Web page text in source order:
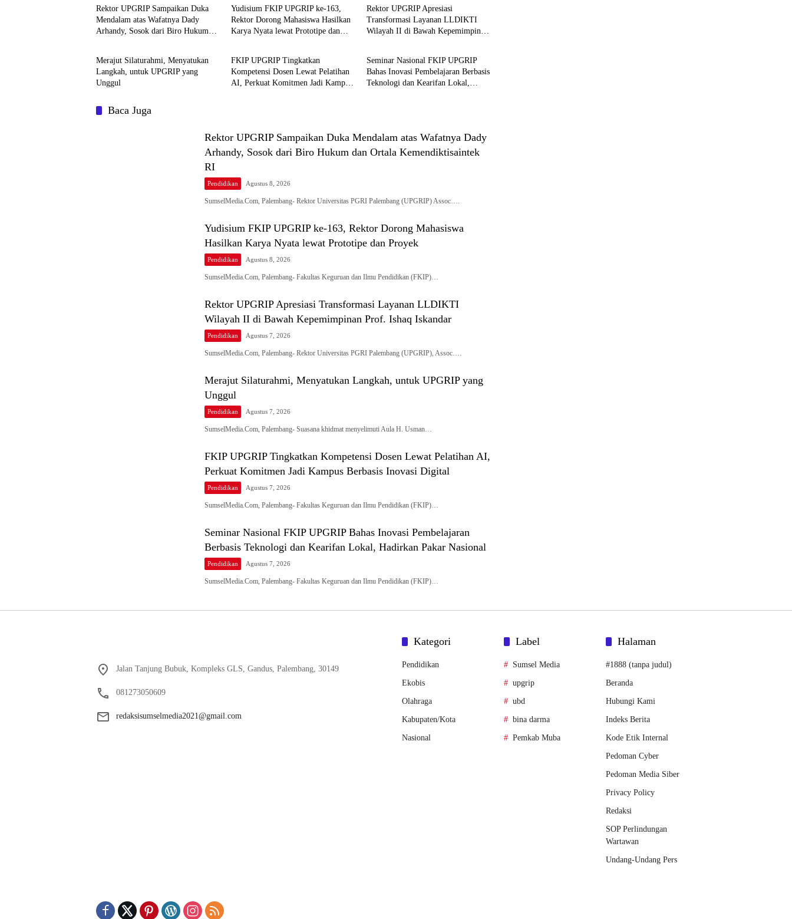
Rektor UPGRIP Sampaikan Duka
Mendalam atas Wafatnya Dady
Arhandy, Sosok dari Biro Hukum
Yudisium FKIP UPGRIP ke-163,
Rektor Dorong Mahasiswa Hasilkan
Karya Nyata lewat Prototipe dan
Rektor UPGRIP Apresiasi
Transformasi Layanan LLDIKTI
Wilayah II di Bawah Kepemimpinan
Pendidikan
Merajut Silaturahmi, Menyatukan
Langkah, untuk UPGRIP yang
Unggul
Pendidikan
FKIP UPGRIP Tingkatkan
Kompetensi Dosen Lewat Pelatihan
AI, Perkuat Komitmen Jadi Kampus
Pendidikan
Seminar Nasional FKIP UPGRIP
Bahas Inovasi Pembelajaran Berbasis
Teknologi dan Kearifan Lokal,
Baca Juga
Rektor UPGRIP Sampaikan Duka Mendalam atas Wafatnya Dady
Arhandy, Sosok dari Biro Hukum dan Ortala Kemendiktisaintek
RI
Pendidikan Agustus 8, 2026
SumselMedia.Com, Palembang- Rektor Universitas PGRI Palembang (UPGRIP) Assoc….
Yudisium FKIP UPGRIP ke-163, Rektor Dorong Mahasiswa
Hasilkan Karya Nyata lewat Prototipe dan Proyek
Pendidikan Agustus 8, 2026
SumselMedia.Com, Palembang- Fakultas Keguruan dan Ilmu Pendidikan (FKIP)…
Rektor UPGRIP Apresiasi Transformasi Layanan LLDIKTI
Wilayah II di Bawah Kepemimpinan Prof. Ishaq Iskandar
Pendidikan Agustus 7, 2026
SumselMedia.Com, Palembang- Rektor Universitas PGRI Palembang (UPGRIP), Assoc….
Merajut Silaturahmi, Menyatukan Langkah, untuk UPGRIP yang
Unggul
Pendidikan Agustus 7, 2026
SumselMedia.Com, Palembang- Suasana khidmat menyelimuti Aula H. Usman…
FKIP UPGRIP Tingkatkan Kompetensi Dosen Lewat Pelatihan AI,
Perkuat Komitmen Jadi Kampus Berbasis Inovasi Digital
Pendidikan Agustus 7, 2026
SumselMedia.Com, Palembang- Fakultas Keguruan dan Ilmu Pendidikan (FKIP)…
Seminar Nasional FKIP UPGRIP Bahas Inovasi Pembelajaran
Berbasis Teknologi dan Kearifan Lokal, Hadirkan Pakar Nasional
Pendidikan Agustus 7, 2026
SumselMedia.Com, Palembang- Fakultas Keguruan dan Ilmu Pendidikan (FKIP)…
Jalan Tanjung Bubuk, Kompleks GLS, Gandus, Palembang, 30149
081273050609
redaksisumselmedia2021@gmail.com
Kategori
Pendidikan
Ekobis
Olahraga
Kabupaten/Kota
Nasional
Label
Sumsel Media
upgrip
ubd
bina darma
Pemkab Muba
Halaman
#1888 (tanpa judul)
Beranda
Hubungi Kami
Indeks Berita
Kode Etik Internal
Pedoman Cyber
Pedoman Media Siber
Privacy Policy
Redaksi
SOP Perlindungan
Wartawan
Undang-Undang Pers